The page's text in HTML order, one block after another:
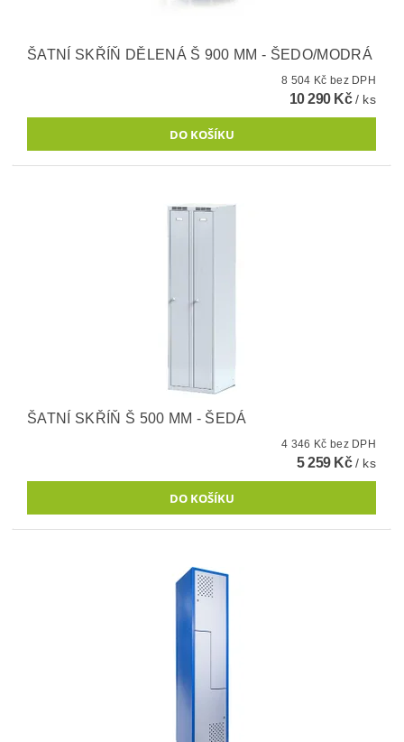
ŠATNÍ SKŘÍŇ DĚLENÁ Š 900 MM - ŠEDO/MODRÁ
8 504 Kč bez DPH
10 290 Kč/ ks
ŠATNÍ SKŘÍŇ Š 500 MM - ŠEDÁ
4 346 Kč bez DPH
5 259 Kč/ ks